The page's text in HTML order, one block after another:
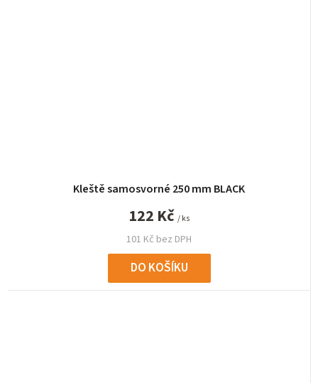
Kleště samosvorné 250 mm BLACK
101 Kč bez DPH
122 Kč / ks
DO KOŠÍKU